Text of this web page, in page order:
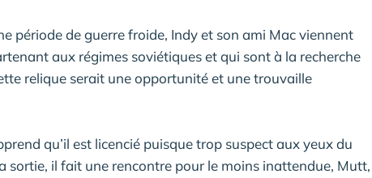
période de guerre froide, Indy et son ami Mac viennent
aux régimes soviétiques et qui sont à la recherche
relique serait une opportunité et une trouvaille
qu’il est licencié puisque trop suspect aux yeux du
sortie, il fait une rencontre pour le moins inattendue, Mutt,